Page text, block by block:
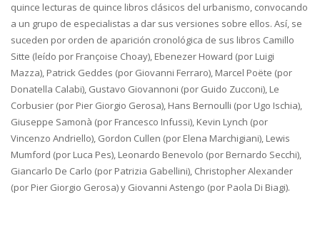
quince lecturas de quince libros clásicos del urbanismo, convocando
a un grupo de especialistas a dar sus versiones sobre ellos. Así, se
suceden por orden de aparición cronológica de sus libros Camillo
Sitte (leído por Françoise Choay), Ebenezer Howard (por Luigi
Mazza), Patrick Geddes (por Giovanni Ferraro), Marcel Poëte (por
Donatella Calabi), Gustavo Giovannoni (por Guido Zucconi), Le
Corbusier (por Pier Giorgio Gerosa), Hans Bernoulli (por Ugo Ischia),
Giuseppe Samonà (por Francesco Infussi), Kevin Lynch (por
Vincenzo Andriello), Gordon Cullen (por Elena Marchigiani), Lewis
Mumford (por Luca Pes), Leonardo Benevolo (por Bernardo Secchi),
Giancarlo De Carlo (por Patrizia Gabellini), Christopher Alexander
(por Pier Giorgio Gerosa) y Giovanni Astengo (por Paola Di Biagi).